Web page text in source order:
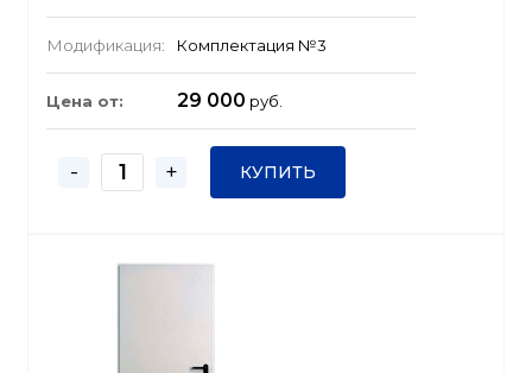
Модификация: Комплектация №3
Цена от: 29 000 руб.
- + КУПИТЬ